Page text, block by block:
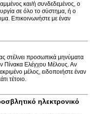
και/ή συνδεδεμένος, ο
σε όλο το σύστημα, ή ο
Επικοινωνήστε με έναν
στέλνει προσωπικά μηνύματα
Πίνακα Ελέγχου Μέλους. Αν
μέλος, ειδοποιήστε έναν
τέτοιο.
ηλεκτρονικό